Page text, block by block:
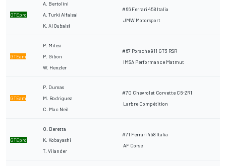
GTEpro
A. Bertolini
A. Turki Alfaisal
K. Al Qubaisi
#66 Ferrari 458 Italia
JMW Motorsport
GTEam
P. Milesi
P. Gibon
W. Henzler
#67 Porsche 911 GT3 RSR
IMSA Performance Matmut
GTEam
P. Dumas
M. Rodriguez
C. Mac Neil
#70 Chevrolet Corvette C6-ZR1
Larbre Compétition
GTEpro
O. Beretta
K. Kobayashi
T. Vilander
#71 Ferrari 458 Italia
AF Corse